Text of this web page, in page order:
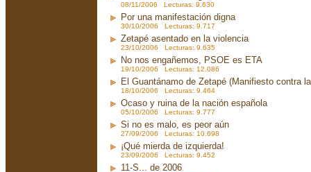
08/11/2006 Lecturas: 9.630
Por una manifestación digna
30/10/2006 Lecturas: 9.717
Zetapé asentado en la violencia
23/10/2006 Lecturas: 9.635
No nos engañemos, PSOE es ETA
19/10/2006 Lecturas: 12.086
El Guantánamo de Zetapé (Manifiesto contra
18/10/2006 Lecturas: 9.464
Ocaso y ruina de la nación española
05/10/2006 Lecturas: 9.777
Si no es malo, es peor aún
27/09/2006 Lecturas: 10.698
¡Qué mierda de izquierda!
23/09/2006 Lecturas: 9.452
11-S... de 2006